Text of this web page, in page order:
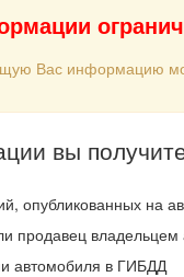
Вас информацию
вы
опубликованных на
продавец
автомобиля в ГИБДД